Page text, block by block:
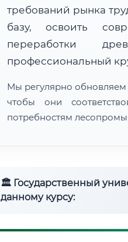
требований рынка
базу, освоить
переработки
профессиональный
Мы регулярно
чтобы они
потребностям
🏛 Государственный
данному курсу: